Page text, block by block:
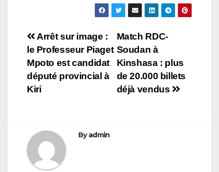
Navigation
de
l’article
Match RDC-
Soudan à
Kinshasa : plus
de 20.000 billets
déjà vendus
Arrêt sur image :
le Professeur Piaget
Mpoto est candidat
député provincial à
Kiri
Byadmin